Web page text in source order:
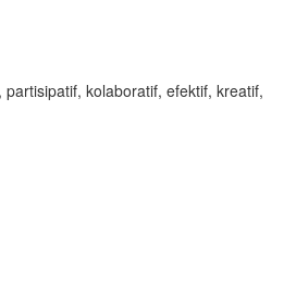
kolaboratif, efektif, kreatif,